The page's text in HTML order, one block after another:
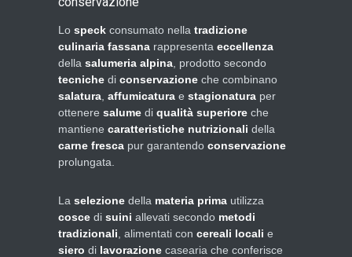
Lo speck consumato nella tradizione
culinaria fassana rappresenta eccellenza
della salumeria alpina , prodotto secondo
tecniche di conservazione che combinano
salatura affumicatura e stagionatura per
ottenere salume di qualità superiore che
mantiene caratteristiche nutrizionali della
carne fresca pur garantendo conservazione
prolungata.
La selezione della materia prima utilizza
cosce di suini allevati secondo metodi
tradizionali , alimentati con cereali locali e
siero di lavorazione casearia che conferisce